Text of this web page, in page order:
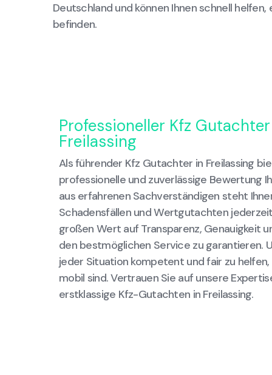
Deutschland und können Ihnen schnell helfen,
befinden.
Professioneller Kfz
Freilassing
Als führender Kfz Gutachter in Freilassing
professionelle und zuverlässige Bewertung
aus erfahrenen Sachverständigen steht
Schadensfällen und Wertgutachten
großen Wert auf Transparenz, Genauigkeit
den bestmöglichen Service zu garantieren.
jeder Situation kompetent und fair zu
mobil sind. Vertrauen Sie auf unsere
erstklassige Kfz-Gutachten in Freilassing.